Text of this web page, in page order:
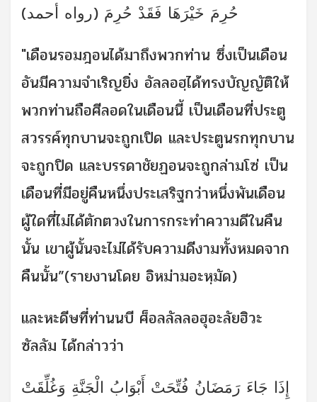
حُرِمَ خَيْرَهَا فَقَدْ حُرِمَ (رواه أحمد)
"เดือนรอมฎอนได้มาถึงพวกท่าน ซึ่งเป็นเดือน
อันมีความจำเริญยิ่ง อัลลอฮฺได้ทรงบัญญัติให้
พวกท่านถือศีลอดในเดือนนี้ เป็นเดือนที่ประตู
สวรรค์ทุกบานจะถูกเปิด และประตูนรกทุกบาน
จะถูกปิด และบรรดาชัยฏอนจะถูกล่ามโซ่ เป็น
เดือนที่มีอยู่คืนหนึ่งประเสริฐกว่าหนึ่งพันเดือน
ผู้ใดที่ไม่ได้ตักตวงในการกระทำความดีในคืน
นั้น เขาผู้นั้นจะไม่ได้รับความดีงามทั้งหมดจาก
คืนนั้น”(รายงานโดย อิหม่ามอะหฺมัด)
และหะดีษที่ท่านนบี ศ็อลลัลลอฮุอะลัยฮิวะ
ซัลลัม ได้กล่าวว่า
إِذَا جَاءَ رَمَضَانُ فُتِّحَتْ أَبْوَابُ الْجَنَّةِ وَغُلِّقَتْ